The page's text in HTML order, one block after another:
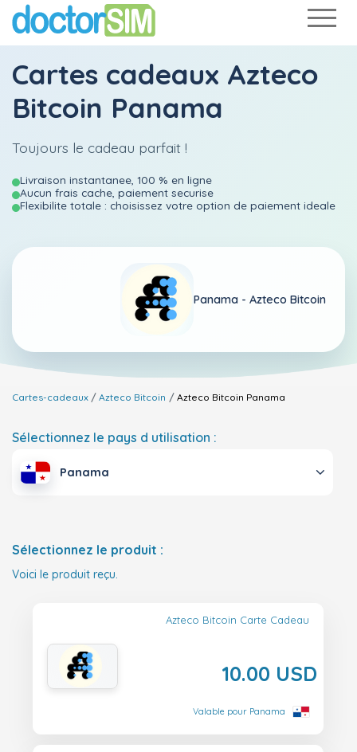
Cartes cadeaux Azteco
Bitcoin Panama
Toujours le cadeau parfait !
Livraison instantanee, 100 % en ligne
Aucun frais cache, paiement securise
Flexibilite totale : choisissez votre option de paiement ideale
Panama - Azteco Bitcoin
Cartes-cadeaux Azteco Bitcoin Azteco Bitcoin Panama
Sélectionnez le pays d utilisation :
Panama
Sélectionnez le produit :
Voici le produit reçu.
Azteco Bitcoin Carte Cadeau
10.00 USD
Valable pour Panama